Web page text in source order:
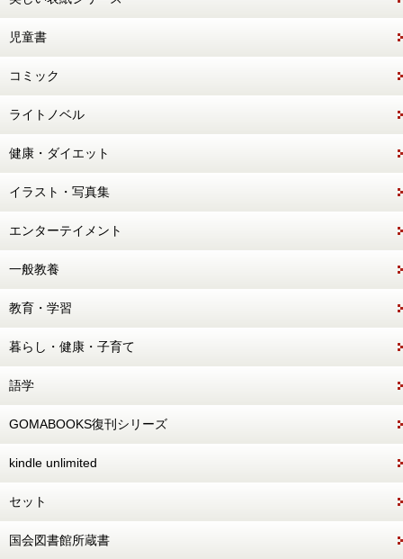
児童書
コミック
ライトノベル
健康・ダイエット
イラスト・写真集
エンターテイメント
一般教養
教育・学習
暮らし・健康・子育て
語学
GOMABOOKS復刊シリーズ
kindle unlimited
セット
国会図書館所蔵書